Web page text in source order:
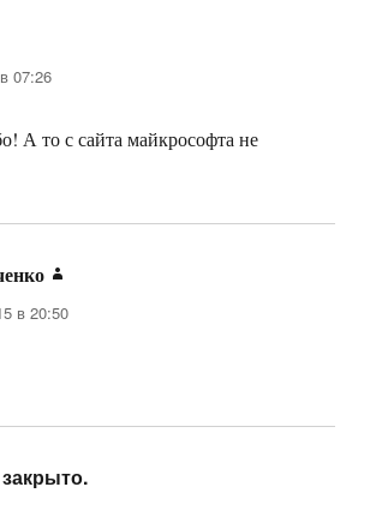
07:26
А то с сайта майкрософта не
в 20:50